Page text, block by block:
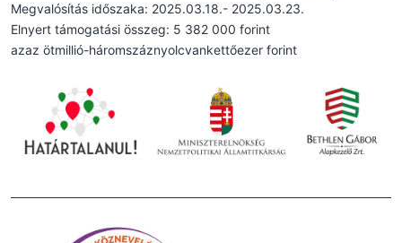
Megvalósítás időszaka: 2025.03.18.- 2025.03.23.
Elnyert támogatási összeg: 5 382 000 forint
azaz ötmillió-háromszáznyolcvankettőezer forint